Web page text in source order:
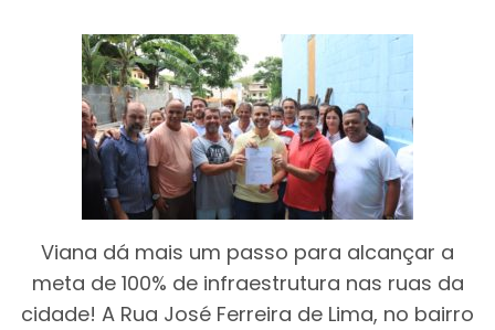
Viana dá mais um passo para alcançar a
meta de 100% de infraestrutura nas ruas da
cidade! A Rua José Ferreira de Lima, no bairro